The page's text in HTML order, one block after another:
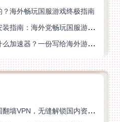
海外畅玩国服游戏终极指南
足球世界国外加速器下载安装指南：海外党畅玩国服游戏的终极解决方案
国外玩合金弹头：觉醒用什么加速器？一份写给海外游子的畅玩指南
海外党必看：如何选对回国翻墙VPN，无缝解锁国内资源？